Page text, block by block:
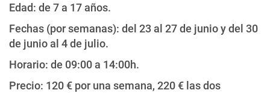
Edad: de 7 a 17 años.
Fechas (por semanas): del 23 al 27 de junio y del 30
de junio al 4 de julio.
Horario: de 09:00 a 14:00h.
Precio: 120 € por una semana, 220 € las dos